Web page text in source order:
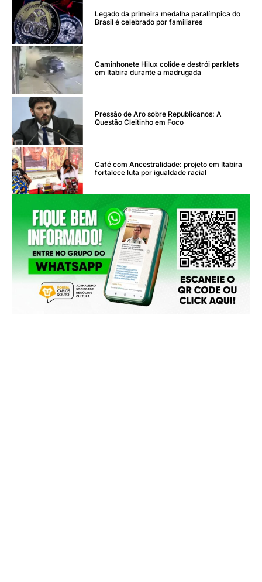
Legado da primeira medalha paralímpica do
Brasil é celebrado por familiares
Caminhonete Hilux colide e destrói parklets
em Itabira durante a madrugada
Pressão de Aro sobre Republicanos: A
Questão Cleitinho em Foco
Café com Ancestralidade: projeto em Itabira
fortalece luta por igualdade racial